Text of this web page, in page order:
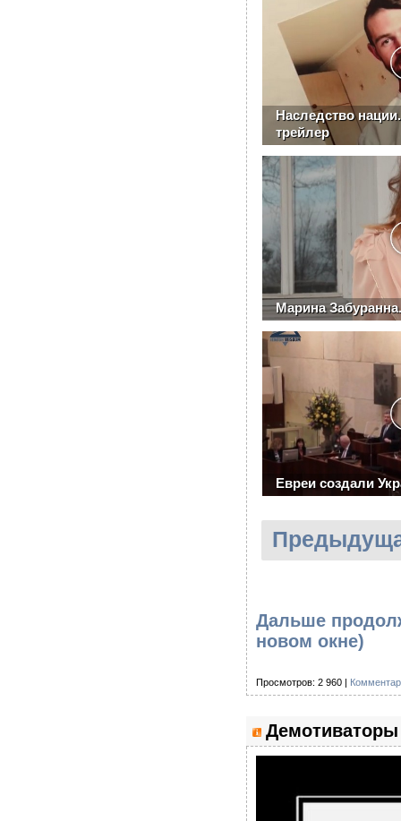
Наследство
трейлер
Марина
Евреи создали
Дальше
новом окне)
Просмотров: 2 960 |
Демотиваторы